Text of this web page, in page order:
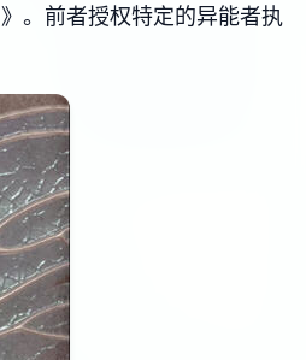
。前者授权特定的异能者执